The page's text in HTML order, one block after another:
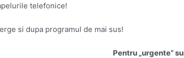
telefonice!
si dupa programul de mai sus!
Pentru „urgente”